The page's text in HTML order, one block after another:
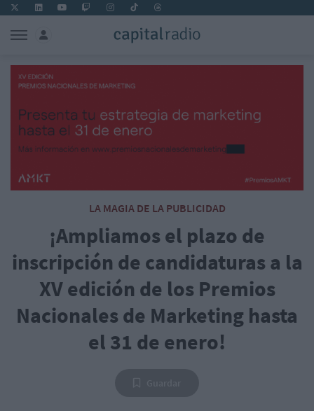
LA MAGIA DE LA PUBLICIDAD
¡Ampliamos el plazo de
inscripción de candidaturas a la
XV edición de los Premios
Nacionales de Marketing hasta
el 31 de enero!